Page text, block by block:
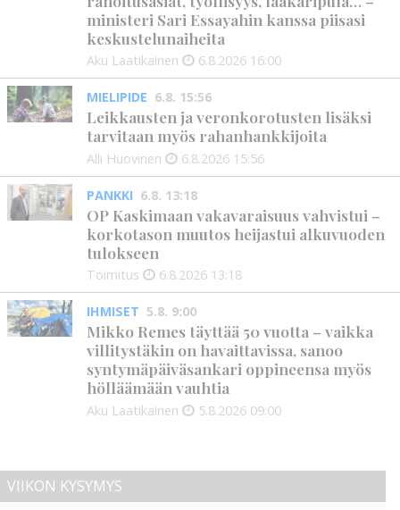
ministeri Sari Essayahin kanssa piisasi
keskustelunaiheita
Aku Laatikainen 6.8.2026 16:00
MIELIPIDE 6.8. 15:56
Leikkausten ja veronkorotusten lisäksi
tarvitaan myös rahanhankkijoita
Alli Huovinen 6.8.2026 15:56
PANKKI 6.8. 13:18
OP Kaskimaan vakavaraisuus vahvistui –
korkotason muutos heijastui alkuvuoden
tulokseen
Toimitus 6.8.2026 13:18
IHMISET 5.8. 9:00
Mikko Remes täyttää 50 vuotta – vaikka
villitystäkin on havaittavissa, sanoo
syntymäpäiväsankari oppineensa myös
hölläämään vauhtia
Aku Laatikainen 5.8.2026 09:00
VIIKON KYSYMYS